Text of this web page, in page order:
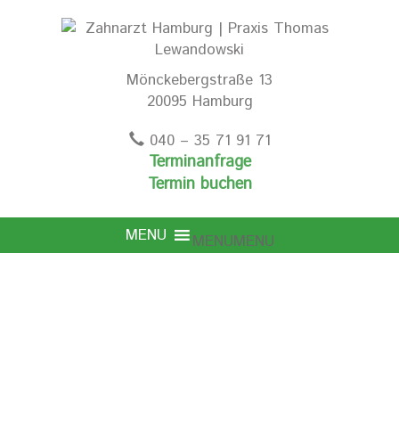
Mönckebergstraße 13
20095 Hamburg
040 – 35 71 91 71
Terminanfrage
Termin buchen
MENUMENU